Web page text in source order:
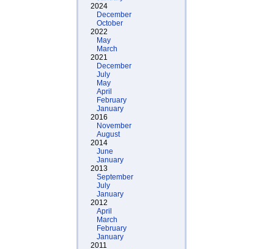
2024
December
October
2022
May
March
2021
December
July
May
April
February
January
2016
November
August
2014
June
January
2013
September
July
January
2012
April
March
February
January
2011